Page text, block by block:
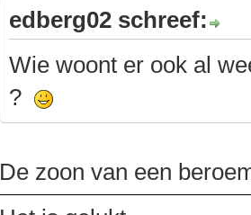
edberg02 schreef:
Wie woont er ook al
?
De zoon van een